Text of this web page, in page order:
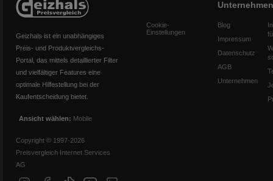
Geizhals ist ein unabhängiges
Preis- und Produktvergleichs-
Portal, das mittels detaillierter Filter
und vielfältiger Features eine
optimale Hilfestellung bei der
Kaufentscheidung bietet.
Ansicht wählen: Mobile
Copyright © 1997-2026
Preisvergleich Internet Services
AG
Cookie-
Einstellungen
Unternehmen
Blog
Impressum
Datenschutz
AGB
Unternehmen